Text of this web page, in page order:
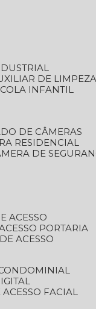
DE
INFANTIL
DE CÂMERAS
RESIDENCIAL
DE
ACESSO
PORTARIA
ACESSO
CONDOMINIAL
ACESSO FACIAL